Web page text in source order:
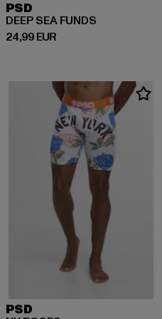
PSD
DEEP SEA FUNDS
24,99 EUR
Derzeitiger Preis: 24,99 EUR
PSD